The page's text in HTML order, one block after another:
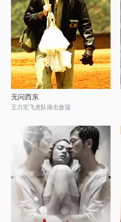
无问西东
王力宏飞虎队痛击敌寇